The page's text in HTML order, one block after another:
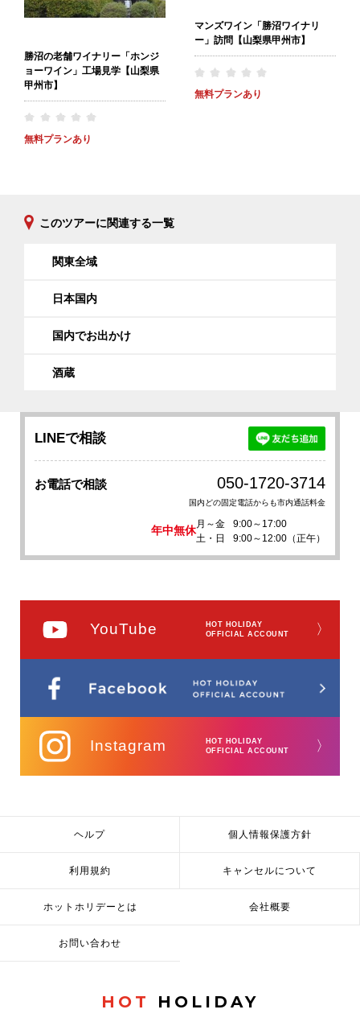
勝沼の老舗ワイナリー「ホンジ
ョーワイン」工場見学【山梨県
甲州市】
無料プランあり
マンズワイン「勝沼ワイナリ
ー」訪問【山梨県甲州市】
無料プランあり
このツアーに関連する一覧
関東全域
日本国内
国内でお出かけ
酒蔵
LINEで相談
お電話で相談 050-1720-3714
国内どの固定電話からも市内通話料金
年中無休
月～金
9:00～17:00
土・日
9:00～12:00（正午）
YouTube
HOT HOLIDAY
OFFICIAL ACCOUNT
〉
Instagram
HOT HOLIDAY
OFFICIAL ACCOUNT
〉
ヘルプ 個人情報保護方針
利用規約 キャンセルについて
ホットホリデーとは 会社概要
お問い合わせ
HOT HOLIDAY